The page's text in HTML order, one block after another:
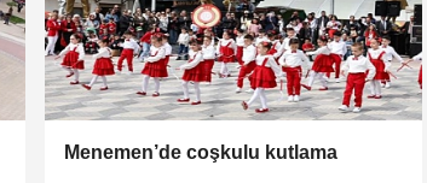
Menemen’de coşkulu kutlama